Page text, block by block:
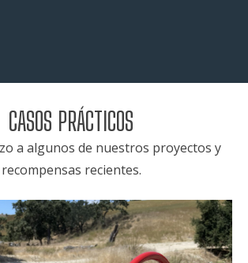
CASOS PRÁCTICOS
a algunos de nuestros proyectos y
recompensas recientes.